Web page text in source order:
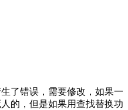
了错误，需要修改，如果一
的，但是如果用查找替换功